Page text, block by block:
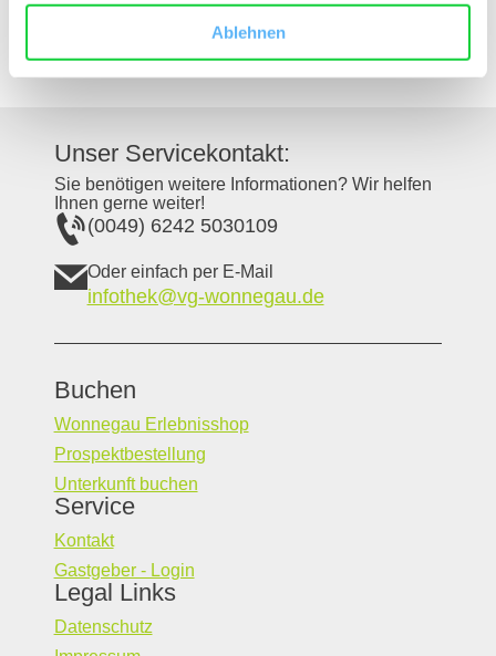
Ablehnen
info@weingut-hoch.de
http://www.weingut-hoch.de
Unser Servicekontakt:
Sie benötigen weitere Informationen? Wir helfen
Ihnen gerne weiter!
(0049) 6242 5030109
Oder einfach per E-Mail
infothek@vg-wonnegau.de
Buchen
Wonnegau Erlebnisshop
Prospektbestellung
Unterkunft buchen
Service
Kontakt
Gastgeber - Login
Legal Links
Datenschutz